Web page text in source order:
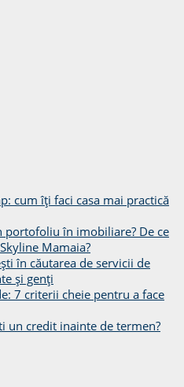
cum îți faci casa mai practică
portofoliu în imobiliare? De ce
Mamaia?
în căutarea de servicii de
și genți
7 criterii cheie pentru a face
un credit inainte de termen?